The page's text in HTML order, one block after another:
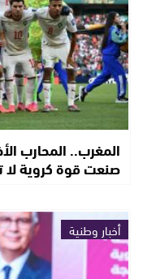
المغرب.. المحارب
صنعت قوة كروية
أخبار وطنية